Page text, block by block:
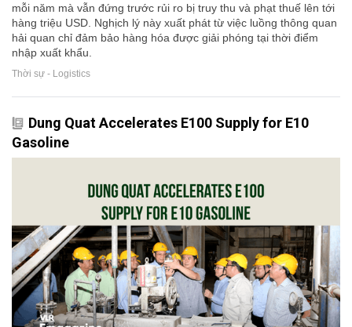
mỗi năm mà vẫn đứng trước rủi ro bị truy thu và phạt thuế lên tới
hàng triệu USD. Nghịch lý này xuất phát từ việc luồng thông quan
hải quan chỉ đảm bảo hàng hóa được giải phóng tại thời điểm
nhập xuất khẩu.
Thời sự - Logistics
Dung Quat Accelerates E100 Supply for E10
Gasoline